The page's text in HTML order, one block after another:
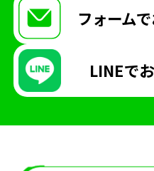
フォームで
LINEで